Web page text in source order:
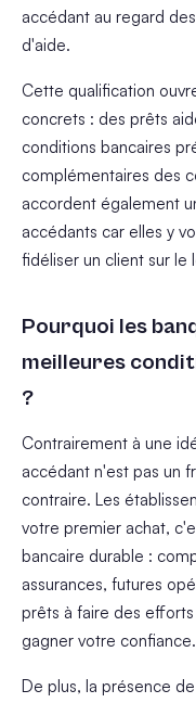
accédant au regard
d'aide.
Cette qualification
concrets : des prêts
conditions bancaires
complémentaires des
accordent également
accédants car elles y
fidéliser un client sur le
Pourquoi les
meilleures
?
Contrairement à une
accédant n'est pas un
contraire. Les
votre premier achat,
bancaire durable :
assurances, futures
prêts à faire des
gagner votre confiance.
De plus, la présence